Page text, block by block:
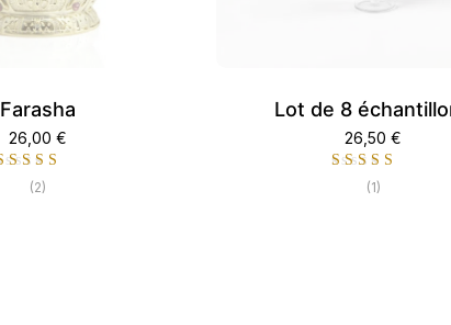
Farasha
26,00 €
(2)
Lot de 8
26,50 €
(1)